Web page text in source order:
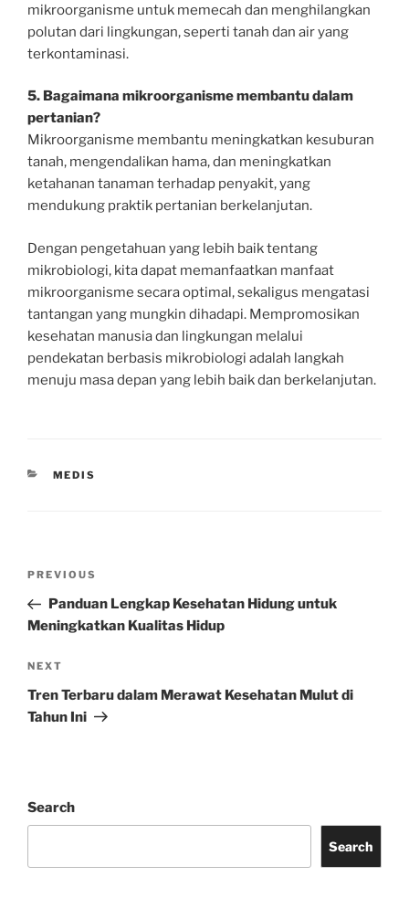
mikroorganisme untuk memecah dan menghilangkan
polutan dari lingkungan, seperti tanah dan air yang
terkontaminasi.
5. Bagaimana mikroorganisme membantu dalam
pertanian?
Mikroorganisme membantu meningkatkan kesuburan
tanah, mengendalikan hama, dan meningkatkan
ketahanan tanaman terhadap penyakit, yang
mendukung praktik pertanian berkelanjutan.
Dengan pengetahuan yang lebih baik tentang
mikrobiologi, kita dapat memanfaatkan manfaat
mikroorganisme secara optimal, sekaligus mengatasi
tantangan yang mungkin dihadapi. Mempromosikan
kesehatan manusia dan lingkungan melalui
pendekatan berbasis mikrobiologi adalah langkah
menuju masa depan yang lebih baik dan berkelanjutan.
CATEGORIES
MEDIS
Previous
Post
PREVIOUS
Panduan Lengkap Kesehatan Hidung untuk
Meningkatkan Kualitas Hidup
Next
Post
NEXT
Tren Terbaru dalam Merawat Kesehatan Mulut di
Tahun Ini
Search
Search